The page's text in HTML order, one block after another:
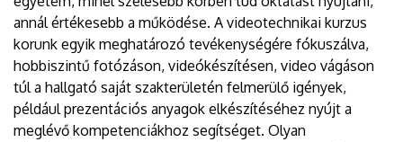
annál értékesebb a működése. A videotechnikai kurzus
korunk egyik meghatározó tevékenységére fókuszálva,
hobbiszintű fotózáson, videókészítésen, video vágáson
túl a hallgató saját szakterületén felmerülő igények,
például prezentációs anyagok elkészítéséhez nyújt a
meglévő kompetenciákhoz segítséget. Olyan